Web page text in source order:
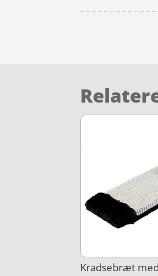
Kradsebræt